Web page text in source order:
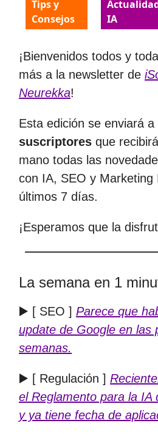
Tips y
Consejos
IA
¡Bienvenidos todos y
más a la newsletter de
Neurekka!
Esta edición se enviará a
suscriptores que
mano todas las
con IA, SEO y Marketing
últimos 7 días.
¡Esperamos que la
La semana en 1
▶️ [ SEO ] Parece que
update de Google en las
semanas.
▶️ [ Regulación ]
el Reglamento para la IA
y ya tiene fecha de